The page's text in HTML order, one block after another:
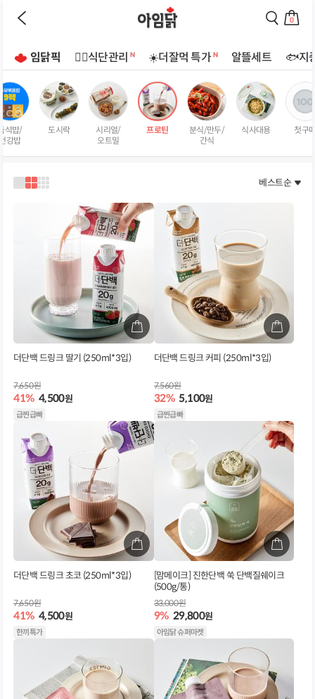
전
지
로
동
하
기
색
지
동
하
기
0
바
로
이
동
임닭픽 🏋🏻식단관리 ☀️더잘먹 특가 알뜰세트
🐟지
품
리
스
트
석밥/
강밥
도시락
시리얼/
오트밀
프로틴
분식/만두/
간식
식사대용 첫구
1 2 3
베스트순
더단백 드링크 딸기 (250ml*3입)
41% 4,500원
7,650원
급찐급빠
더단백 드링크 커피 (250ml*3입)
32% 5,100원
7,560원
급찐급빠
더단백 드링크 초코 (250ml*3입)
41% 4,500원
7,650원
한끼특가
[맘메이크] 진한단백 쑥 단백질쉐이크
(500g/통)
9% 29,800원
33,000원
아임닭 슈퍼마켓